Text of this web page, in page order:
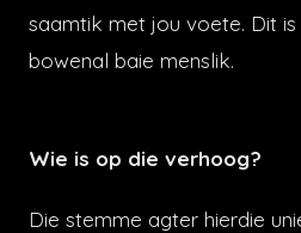
saamtik met jou voete. Dit is
bowenal baie menslik.
Wie is op die verhoog?
Die stemme agter hierdie